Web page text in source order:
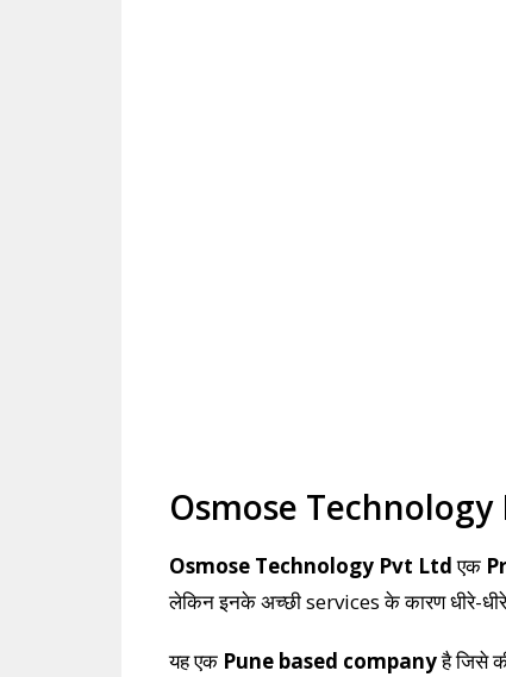
Osmose Technology
Osmose Technology Pvt Ltdएक
लेकिन इनके अच्छी services के कारण धीरे-धीरे
यह एक Pune based companyहै जिसे